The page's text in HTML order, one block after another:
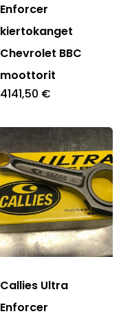
Enforcer
kiertokanget
Chevrolet BBC
moottorit
4141,50 €
Callies Ultra
Enforcer